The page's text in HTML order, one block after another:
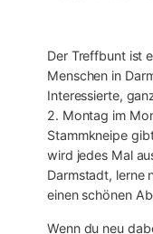
Der Treffbunt ist
Menschen in
Interessierte,
2. Montag im
Stammkneipe
wird jedes Mal
Darmstadt, lerne
einen schönen
Wenn du neu